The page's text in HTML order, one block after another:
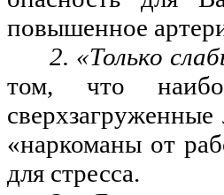
повышенное
2. «Только
том, что
сверхзагруженные
«наркоманы от
для стресса.